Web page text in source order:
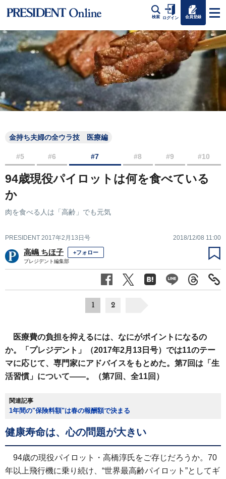
検索 ログイン 会員登録
金持ち夫婦の全ウラ技 医療編
#5 #6 #7 #8 #9 #10
94歳現役パイロットは何を食べている
か
肉を食べる人は「高齢」でも元気
PRESIDENT 2017年2月13日号 2018/12/08 11:00
高嶋 ちほ子 +フォロー
プレジデント編集部
1 2
医療費の負担を抑えるには、なにがポイントになるの
か。「プレジデント」（2017年2月13日号）では11のテー
マに応じて、専門家にアドバイスをもとめた。第7回は「生
活習慣」について――。（第7回、全11回）
関連記事
1年間の"保険料額"は春の報酬額で決まる
健康寿命は、心の問題が大きい
94歳の現役パイロット・高橋淳氏をご存じだろうか。70
年以上飛行機に乗り続け、“世界最高齢パイロット”としてギ